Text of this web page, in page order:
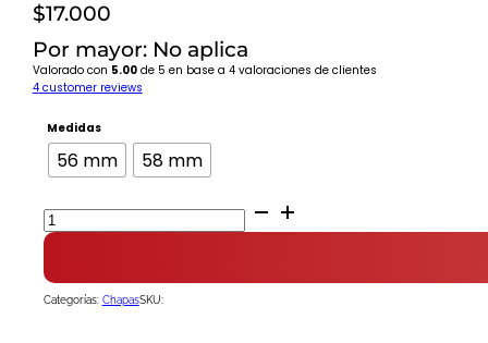
$17.000
Por mayor: No aplica
Valorado con 5.00de 5 en base a 4valoraciones de clientes
4customer reviews
Medidas
56 mm 58 mm
Chapa
Espejo
100
cantidad
Categorías: ChapasSKU: